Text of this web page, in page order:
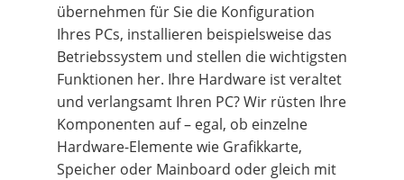
übernehmen für Sie die Konfiguration
Ihres PCs, installieren beispielsweise das
Betriebssystem und stellen die wichtigsten
Funktionen her. Ihre Hardware ist veraltet
und verlangsamt Ihren PC? Wir rüsten Ihre
Komponenten auf – egal, ob einzelne
Hardware-Elemente wie Grafikkarte,
Speicher oder Mainboard oder gleich mit